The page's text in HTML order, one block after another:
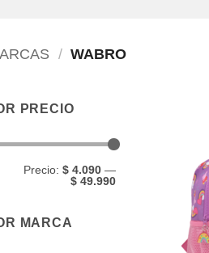
/ WABRO
PRECIO
Precio: $ 4.090 —
$ 49.990
MARCA